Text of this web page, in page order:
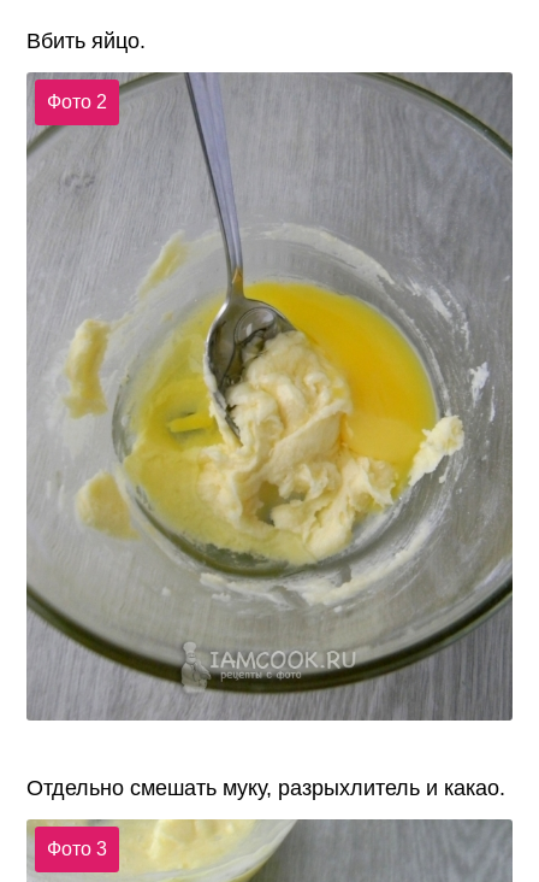
Вбить яйцо.
Фото 2
Отдельно смешать муку, разрыхлитель и какао.
Фото 3